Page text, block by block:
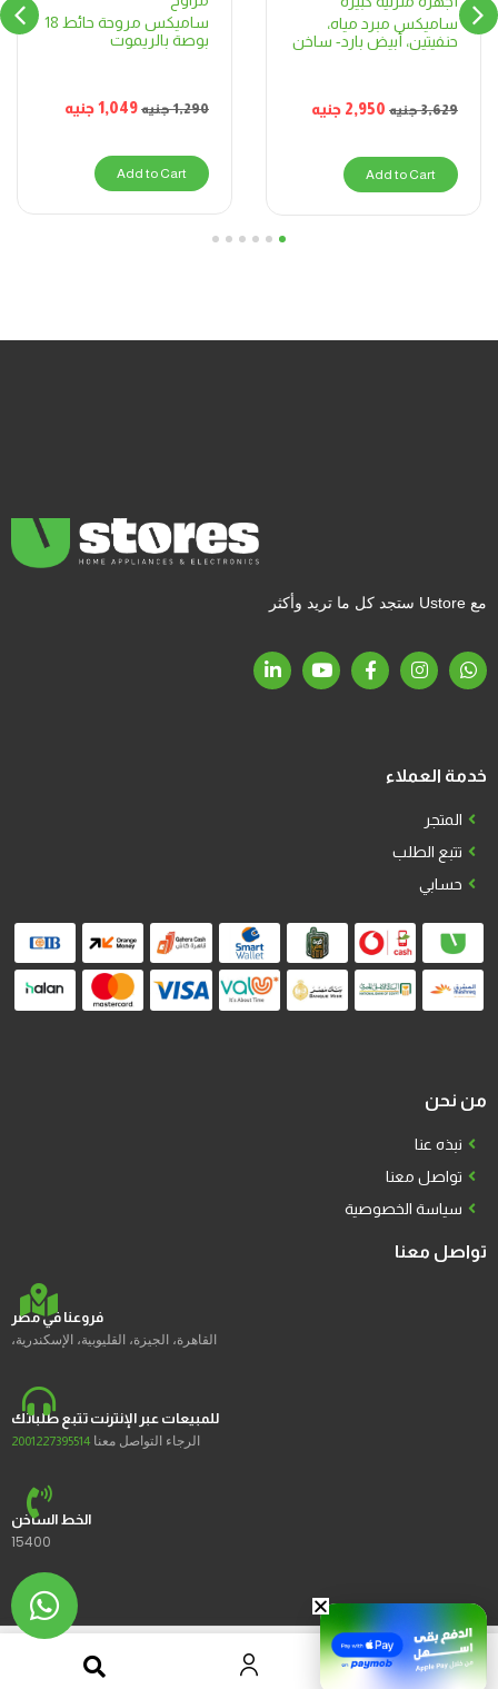
ساميكس مبرد مياه،
حنفيتين، أبيض بارد- ساخن
3,629جنيه 2,950 جنيه
Add to Cart
ساميكس مروحة حائط 18
بوصة بالريموت
1,290جنيه 1,049جنيه
Add to Cart
1
2
مع Ustore ستجد كل ما تريد وأكثر
خدمة العملاء
المتجر
تتبع الطلب
حسابي
من نحن
نبذه عنا
تواصل معنا
سياسة الخصوصية
تواصل معنا
فروعنا في مصر
القاهرة، الجيزة، القليوبية، الإسكندرية،
للمبيعات عبر الإنترنت تتبع طلباتك
الرجاء التواصل معنا 2001227395514
الخط الساخن
15400
2023 © Ustores جميع الحقوق محفوظة